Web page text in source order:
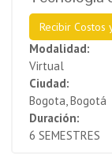
Recibir Costos
Modalidad:
Virtual
Ciudad:
Bogota, Bogotá
Duración:
6 SEMESTRES